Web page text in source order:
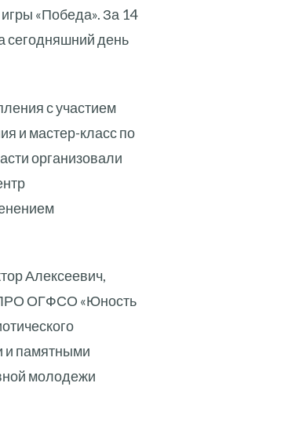
«Победа». За 14
сегодняшний день
с участием
и мастер-класс по
организовали
Алексеевич,
ЛРО ОГФСО «Юность
и памятными
молодежи